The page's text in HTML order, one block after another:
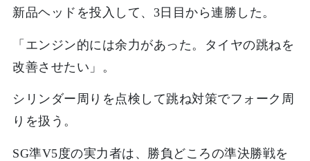
新品ヘッドを投入して、3日目から連勝した。
「エンジン的には余力があった。タイヤの跳ねを
改善させたい」。
シリンダー周りを点検して跳ね対策でフォーク周
りを扱う。
SG準V5度の実力者は、勝負どころの準決勝戦を